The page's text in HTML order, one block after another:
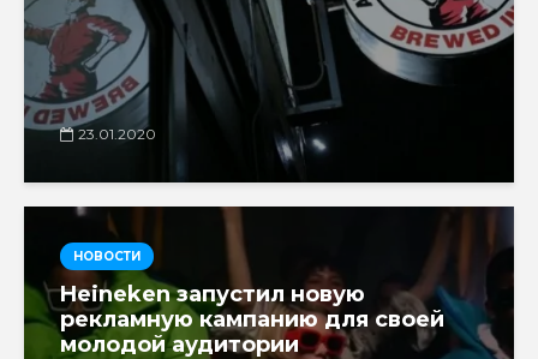
23.01.2020
НОВОСТИ
Heineken запустил новую
рекламную кампанию для своей
молодой аудитории